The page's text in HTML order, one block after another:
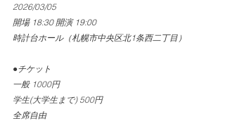
2026/03/05
開場 18:30 開演 19:00
時計台ホール（札幌市中央区北1条西二丁目）
●チケット
一般 1000円
学生(大学生まで) 500円
全席自由